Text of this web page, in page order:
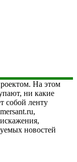
На этом
ни какие
собой ленту
новостей